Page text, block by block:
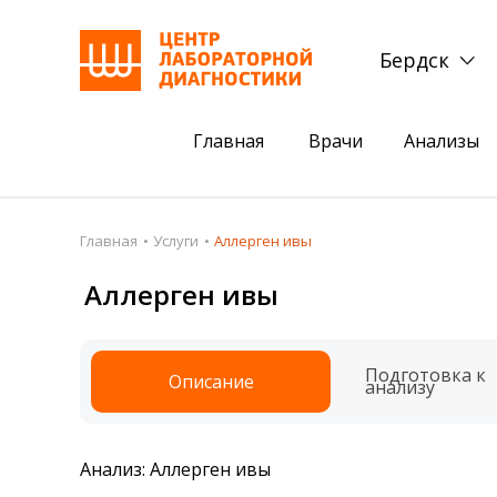
Бердск
Главная Врачи Анализы
Пациентам
Акции
Подготовка к анализам
Получить результаты
Налоговый вычет
Сдать клеща на
Главная Услуги Аллерген ивы
Аллерген ивы
Описание Подготовка к
анализу
Анализ: Аллерген ивы